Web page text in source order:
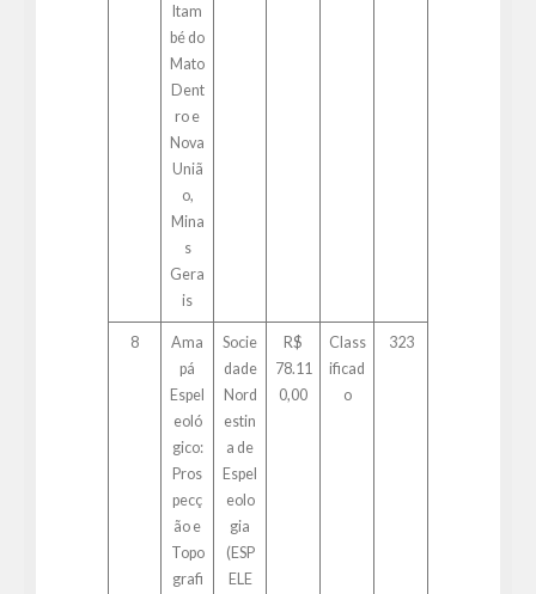
Itam
bé do
Mato
Dent
ro e
Nova
Uniã
o,
Mina
s
Gera
is
8
Ama
pá
Espel
eoló
gico:
Pros
pecç
ão e
Topo
grafi
Socie
dade
Nord
estin
a de
Espel
eolo
gia
(ESP
ELE
R$
78.11
0,00
Class
ificad
o
323